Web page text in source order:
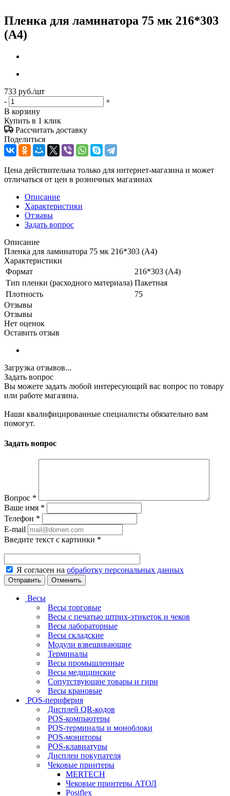
Пленка для ламинатора 75 мк 216*303
(А4)
733 руб./шт
-
+
В корзину
Купить в 1 клик
Рассчитать доставку
Поделиться
Цена действительна только для интернет-магазина и может
отличаться от цен в розничных магазинах
Описание
Характеристики
Отзывы
Задать вопрос
Описание
Пленка для ламинатора 75 мк 216*303 (А4)
Характеристики
Формат
216*303 (А4)
Тип пленки (расходного материала) Пакетная
Плотность
75
Отзывы
Отзывы
Нет оценок
Оставить отзыв
Загрузка отзывов...
Задать вопрос
Вы можете задать любой интересующий вас вопрос по товару
или работе магазина.
Наши квалифицированные специалисты обязательно вам
помогут.
Задать вопрос
Вопрос *
Ваше имя *
Телефон *
E-mail
Введите текст с картинки *
Я согласен на обработку персональных данных
Отменить
Весы
Весы торговые
Весы с печатью штрих-этикеток и чеков
Весы лабораторные
Весы складские
Модули взвешивающие
Терминалы
Весы промышленные
Весы медицинские
Сопутствующие товары и гири
Весы крановые
POS-периферия
Дисплей QR-кодов
POS-компьютеры
POS-терминалы и моноблоки
POS-мониторы
POS-клавиатуры
Дисплеи покупателя
Чековые принтеры
MERTECH
Чековые принтеры АТОЛ
Posiflex